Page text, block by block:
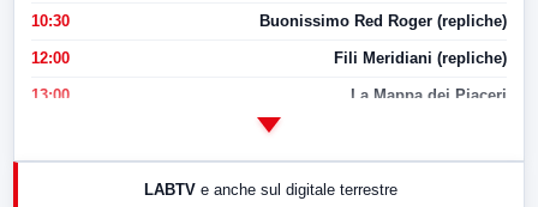
10:30 Buonissimo Red Roger (repliche)
12:00 Fili Meridiani (repliche)
13:00 La Mappa dei Piaceri
LABTV e anche sul digitale terrestre